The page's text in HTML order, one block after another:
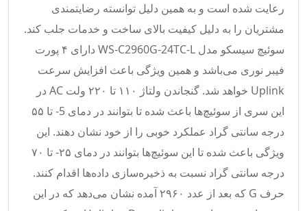
رعایت شده است و به همین دلیل توانسته رضایتمندی
مشتریان را به دلیل کیفیت بالای ساخت و خدمات جلب کند.
سوئیچ سیسکو مدل WS-C2960G-24TC-L دارای ۴ پورت
فیبر نوری می‌باشد و همین ویژگی باعث افزایش سرعت
Uplink خواهد شد. گنجاندن ولتاژ ۱۱۰ تا ۲۲۰ ولت AC در
این سری از سوئیچ‌ها باعث شده تا بتوانند در دمای 5- تا ۵۵
درجه سانتی گراد عملکرد خوبی را از خود نشان دهند. این
ویژگی باعث شده تا این سوئیچ‌ها بتوانند در دمای ۲۵- تا ۷۰
درجه سانتی گراد نسبت به ذخیره‌سازی داده‌ها اقدام کنند.
حرف G که بعد از عدد ۲۹۶۰ آمده نشان می‌دهد که در این